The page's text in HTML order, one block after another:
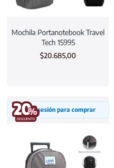
Mochila Portanotebook Travel
Tech 15995
$20.685,00
Inicia sesión para comprar